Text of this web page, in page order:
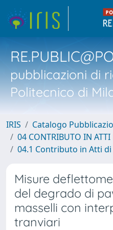
pubblicazioni di
Politecnico di
IRIS
Catalogo
04 CONTRIBUTO IN
04.1 Contributo in Atti
Misure
del degrado di
masselli con
tranviari